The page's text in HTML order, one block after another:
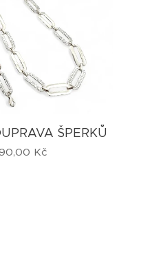
ŠPERKŮ
Kč